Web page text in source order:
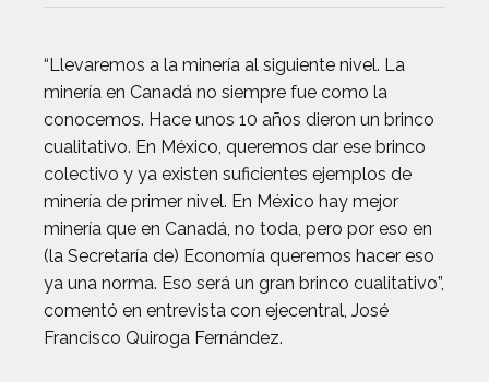
“Llevaremos a la minería al siguiente nivel. La
minería en Canadá no siempre fue como la
conocemos. Hace unos 10 años dieron un brinco
cualitativo. En México, queremos dar ese brinco
colectivo y ya existen suficientes ejemplos de
minería de primer nivel. En México hay mejor
minería que en Canadá, no toda, pero por eso en
(la Secretaría de) Economía queremos hacer eso
ya una norma. Eso será un gran brinco cualitativo”,
comentó en entrevista con ejecentral, José
Francisco Quiroga Fernández.